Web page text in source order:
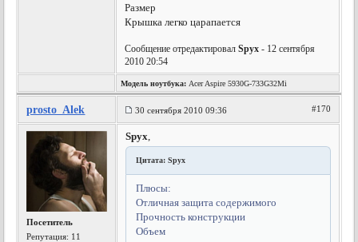
Размер
Крышка легко царапается
Сообщение отредактировалSpyx - 12 сентября
2010 20:54
Модель ноутбука: Acer Aspire 5930G-733G32Mi
prosto_Alek 30 сентября 2010 09:36 #170
Посетитель
Репутация: 11
Spyx,
Цитата: Spyx
Плюсы:
Отличная защита содержимого
Прочность конструкции
Объем